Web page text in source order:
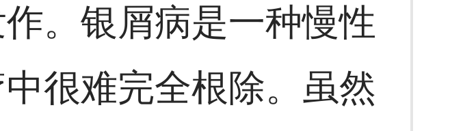
。银屑病是一种慢性
很难完全根除。虽然